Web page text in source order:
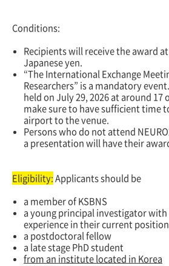
Conditions:
Recipients will receive the award
Japanese yen.
“The International Exchange
Researchers” is a mandatory
held on July 29, 2026 at around 17
make sure to have sufficient time
airport to the venue.
Persons who do not attend
a presentation will have their
Eligibility:Applicants should be
a member of KSBNS
a young principal investigator with
experience in their current position
a postdoctoral fellow
a late stage PhD student
from an institute located in Korea